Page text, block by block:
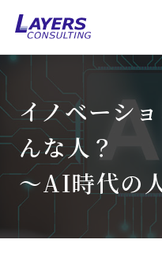
イノベーシ
んな人？
～AI時代の